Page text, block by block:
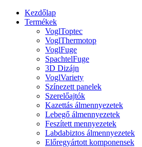
Kezdőlap
Termékek
VoglToptec
VoglThermotop
VoglFuge
SpachtelFuge
3D Dizájn
VoglVariety
Színezett panelek
Szerelőajtók
Kazettás álmennyezetek
Lebegő álmennyezetek
Feszített mennyezetek
Labdabiztos álmennyezetek
Előregyártott komponensek